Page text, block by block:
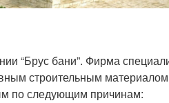
“Брус бани”. Фирма
строительным
по следующим причинам: